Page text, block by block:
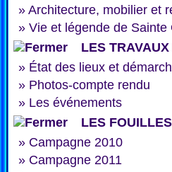
» Architecture, mobilier et
» Vie et légende de Sainte
LES
» État des lieux et
» Photos-compte rendu
» Les événements
LES
» Campagne 2010
» Campagne 2011